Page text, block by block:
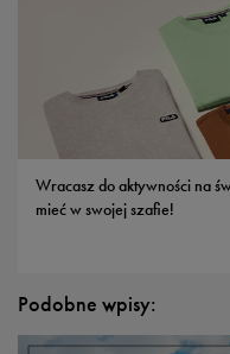
Wracasz do aktywności na
mieć w swojej szafie!
Podobne wpisy: